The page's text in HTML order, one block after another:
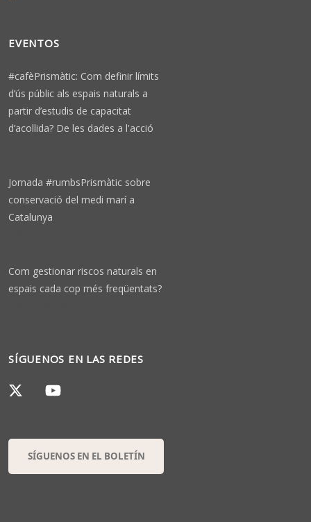
EVENTOS
#cafèPrismàtic: Com definir límits
d’ús públic als espais naturals a
partir d’estudis de capacitat
d’acollida? De les dades a l'acció
Jornada #rumbsPrismàtic sobre
conservació del medi marí a
Catalunya
Com gestionar riscos naturals en
espais cada cop més freqüentats?
SÍGUENOS EN LAS REDES
SÍGUENOS EN EL BOLETÍN